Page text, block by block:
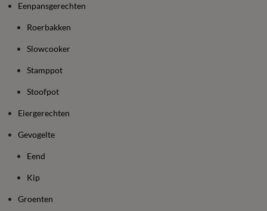
Eenpansgerechten
Roerbakken
Slowcooker
Stamppot
Stoofpot
Eiergerechten
Gevogelte
Eend
Kip
Groenten